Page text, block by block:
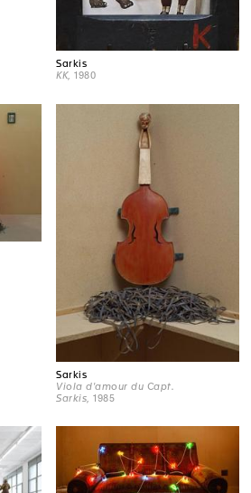
Sarkis
KK, 1980
Sarkis
Viola d'amour du Capt.
Sarkis , 1985